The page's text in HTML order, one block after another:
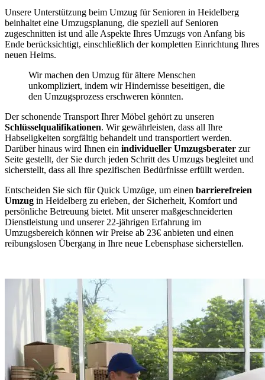
Unsere Unterstützung beim Umzug für Senioren in Heidelberg
beinhaltet eine Umzugsplanung, die speziell auf Senioren
zugeschnitten ist und alle Aspekte Ihres Umzugs von Anfang bis
Ende berücksichtigt, einschließlich der kompletten Einrichtung Ihres
neuen Heims.
Wir machen den Umzug für ältere Menschen
unkompliziert, indem wir Hindernisse beseitigen, die
den Umzugsprozess erschweren könnten.
Der schonende Transport Ihrer Möbel gehört zu unseren
Schlüsselqualifikationen. Wir gewährleisten, dass all Ihre
Habseligkeiten sorgfältig behandelt und transportiert werden.
Darüber hinaus wird Ihnen ein individueller Umzugsberater zur
Seite gestellt, der Sie durch jeden Schritt des Umzugs begleitet und
sicherstellt, dass all Ihre spezifischen Bedürfnisse erfüllt werden.
Entscheiden Sie sich für Quick Umzüge, um einen barrierefreien
Umzug in Heidelberg zu erleben, der Sicherheit, Komfort und
persönliche Betreuung bietet. Mit unserer maßgeschneiderten
Dienstleistung und unserer 22-jährigen Erfahrung im
Umzugsbereich können wir Preise ab 23€ anbieten und einen
reibungslosen Übergang in Ihre neue Lebensphase sicherstellen.